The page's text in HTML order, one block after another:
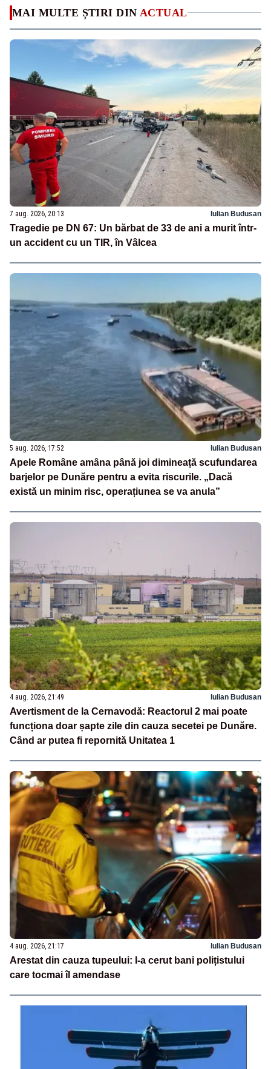
MAI MULTE ȘTIRI DIN ACTUAL
7 aug. 2026, 20:13 Iulian Budusan
Tragedie pe DN 67: Un bărbat de 33 de ani a murit într-
un accident cu un TIR, în Vâlcea
5 aug. 2026, 17:52 Iulian Budusan
Apele Române amâna până joi dimineață scufundarea
barjelor pe Dunăre pentru a evita riscurile. „Dacă
există un minim risc, operațiunea se va anula”
4 aug. 2026, 21:49 Iulian Budusan
Avertisment de la Cernavodă: Reactorul 2 mai poate
funcționa doar șapte zile din cauza secetei pe Dunăre.
Când ar putea fi repornită Unitatea 1
4 aug. 2026, 21:17 Iulian Budusan
Arestat din cauza tupeului: I-a cerut bani polițistului
care tocmai îl amendase